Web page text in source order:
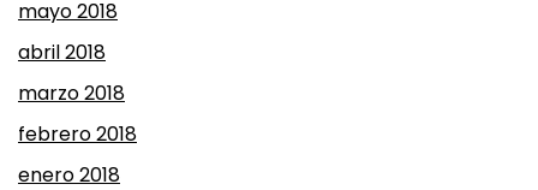
mayo 2018
abril 2018
marzo 2018
febrero 2018
enero 2018